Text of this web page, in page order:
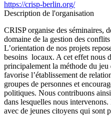
https://crisp-berlin.org/
Description de l'organisation
CRISP organise des séminaires,
domaine de la gestion des
L’orientation de nos projets
besoins locaux. A cet effet nous
principalement la méthode du
favorise l’établissement de
groupes de personnes et
politiques. Nous contribuons
dans lesquelles nous
avec de jeunes citoyens qui sont